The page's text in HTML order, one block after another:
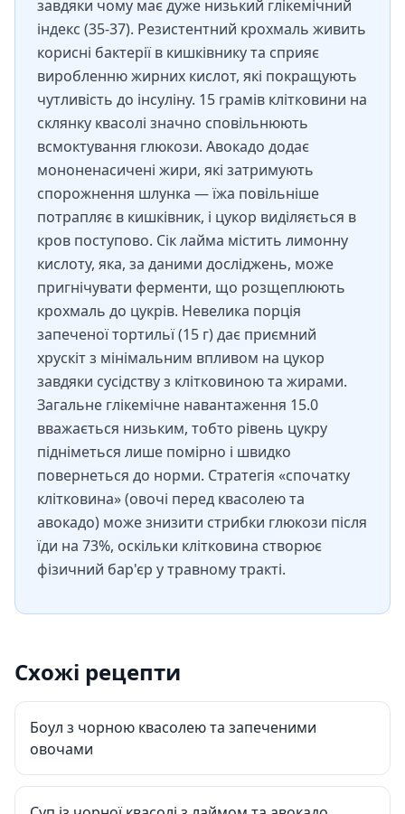
завдяки чому має дуже низький глікемічний
індекс (35-37). Резистентний крохмаль живить
корисні бактерії в кишківнику та сприяє
виробленню жирних кислот, які покращують
чутливість до інсуліну. 15 грамів клітковини на
склянку квасолі значно сповільнюють
всмоктування глюкози. Авокадо додає
мононенасичені жири, які затримують
спорожнення шлунка — їжа повільніше
потрапляє в кишківник, і цукор виділяється в
кров поступово. Сік лайма містить лимонну
кислоту, яка, за даними досліджень, може
пригнічувати ферменти, що розщеплюють
крохмаль до цукрів. Невелика порція
запеченої тортильї (15 г) дає приємний
хрускіт з мінімальним впливом на цукор
завдяки сусідству з клітковиною та жирами.
Загальне глікемічне навантаження 15.0
вважається низьким, тобто рівень цукру
підніметься лише помірно і швидко
повернеться до норми. Стратегія «спочатку
клітковина» (овочі перед квасолею та
авокадо) може знизити стрибки глюкози після
їди на 73%, оскільки клітковина створює
фізичний бар'єр у травному тракті.
Схожі рецепти
Боул з чорною квасолею та запеченими
овочами